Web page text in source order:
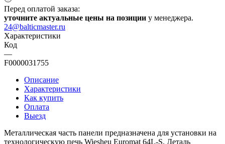
Перед оплатой заказа:
уточните актуальные цены на позиции у менеджера.
24@balticmaster.ru
Характеристики
Код
—
F0000031755
Описание
Характеристики
Как купить
Оплата
Выезд
Металлическая часть панели предназначена для установки на
технологическую печь Wiesheu Euromat 64L-S. Деталь